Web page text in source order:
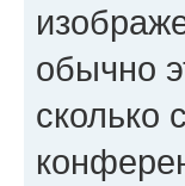
обычно
сколько